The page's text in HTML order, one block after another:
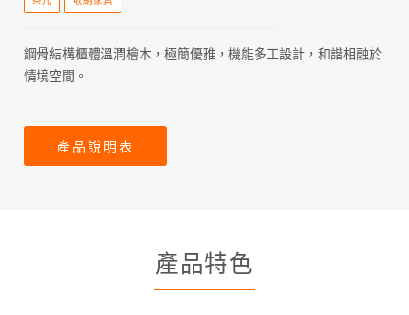
鋼骨結構櫃體溫潤檜木，極簡優雅，機能多工設計，和諧相融於
情境空間。
產品說明表
產品特色